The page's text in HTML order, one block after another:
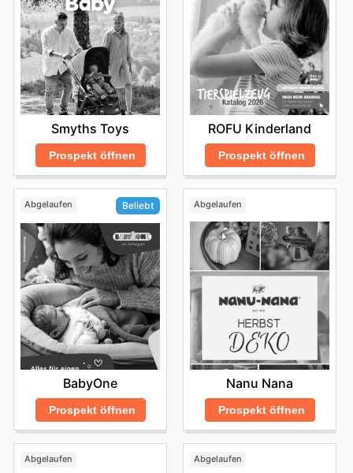
erkunden und sich über Neuheiten sowie exklusive
Rabatte auf dem Laufenden zu halten.
Besuchen Sie noch heute die myToys-Webseite, um die
besten Marken zu entdecken und sofort zu sparen.
Smyths Toys
Prospekt öffnen
ROFU Kinderland
Prospekt öffnen
Abgelaufen Beliebt
BabyOne
Prospekt öffnen
Abgelaufen
Nanu Nana
Prospekt öffnen
Abgelaufen Abgelaufen